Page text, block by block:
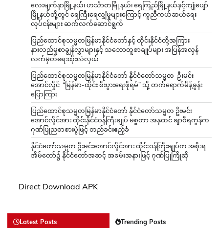
လေးမျက်နှာမြို့နယ်၊ ဟင်္သာတမြို့နယ်၊ ရေကြည်မြို့နယ်နှင့်ကျုံပျော်
မြို့နယ်တို့တွင် ရေကြီးရေလျှံမှုများကြောင့် ကူညီကယ်ဆယ်ရေး
လုပ်ငန်းများ ဆက်လက်ဆောင်ရွက်
ပြည်ထောင်စုသမ္မတမြန်မာနိုင်ငံတော်နှင့် ထိုင်းနိုင်ငံတို့အကြား
နားလည်မှုစာချွန်လွှာများနှင့် သဘောတူစာချုပ်များ အပြန်အလှန်
လက်မှတ်ရေးထိုးလဲလှယ်
ပြည်ထောင်စုသမ္မတမြန်မာနိုင်ငံတော် နိုင်ငံတော်သမ္မတ ဦးမင်း
အောင်လှိုင် “မြန်မာ-ထိုင်း စီးပွားရေးဖိုရမ်” သို့ တက်ရောက်မိန့်ခွန်း
ပြောကြား
ပြည်ထောင်စုသမ္မတမြန်မာနိုင်ငံတော် နိုင်ငံတော်သမ္မတ ဦးမင်း
အောင်လှိုင်အား ထိုင်းနိုင်ငံဝန်ကြီးချုပ် မစ္စတာ အနုထင် ချာဝီရကွန်က
ဂုဏ်ပြုညစာစားပွဲဖြင့် တည်ခင်းဧည့်ခံ
နိုင်ငံတော်သမ္မတ ဦးမင်းအောင်လှိုင်အား ထိုင်းဝန်ကြီးချုပ်က အစိုးရ
အိမ်တော်၌ နိုင်ငံတော်အဆင့် အခမ်းအနားဖြင့် ဂုဏ်ပြုကြိုဆို
Direct Download APK
Latest Posts Trending Posts